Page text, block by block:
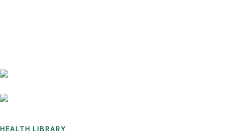
HEALTH LIBRARY